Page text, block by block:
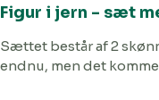
Figur i jern - sæt
Sættet består af 2
endnu, men det